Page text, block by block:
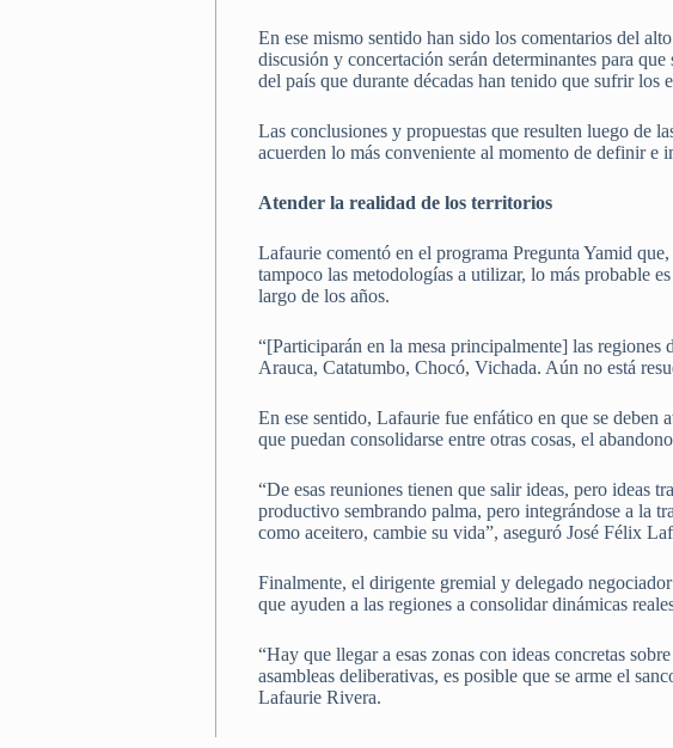
En ese mismo sentido han sido los comentarios del
discusión y concertación serán determinantes para
del país que durante décadas han tenido que sufrir
Las conclusiones y propuestas que resulten luego de
acuerden lo más conveniente al momento de definir e
Atender la realidad de los territorios
Lafaurie comentó en el programa Pregunta Yamid
tampoco las metodologías a utilizar, lo más probable
largo de los años.
“[Participarán en la mesa principalmente] las regiones
Arauca, Catatumbo, Chocó, Vichada. Aún no está
En ese sentido, Lafaurie fue enfático en que se
que puedan consolidarse entre otras cosas, el
“De esas reuniones tienen que salir ideas, pero ideas
productivo sembrando palma, pero integrándose a la
como aceitero, cambie su vida”, aseguró José Félix
Finalmente, el dirigente gremial y delegado
que ayuden a las regiones a consolidar dinámicas
“Hay que llegar a esas zonas con ideas concretas
asambleas deliberativas, es posible que se arme el
Lafaurie Rivera.